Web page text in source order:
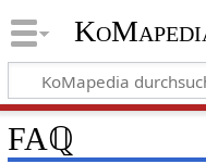
FAℚ